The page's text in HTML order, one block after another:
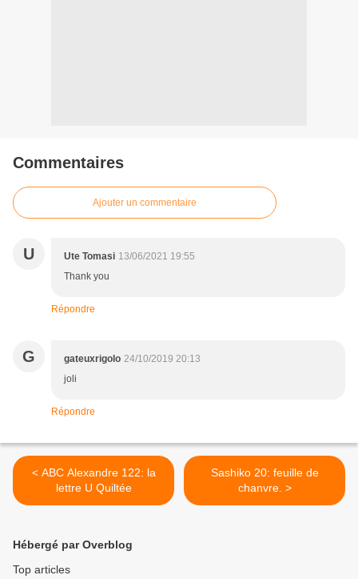
Commentaires
Ajouter un commentaire
U Ute Tomasi 13/06/2021 19:55
Thank you
Répondre
G gateuxrigolo 24/10/2019 20:13
joli
Répondre
< ABC Alexandre 122: la
lettre U Quiltée
Sashiko 20: feuille de
chanvre. >
Hébergé par Overblog
Top articles